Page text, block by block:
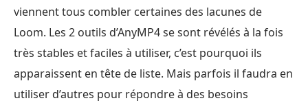
viennent tous combler certaines des lacunes de
Loom. Les 2 outils d’AnyMP4 se sont révélés à la fois
très stables et faciles à utiliser, c’est pourquoi ils
apparaissent en tête de liste. Mais parfois il faudra en
utiliser d’autres pour répondre à des besoins